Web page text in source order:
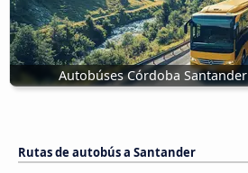
Autobúses Córdoba Santander
Rutas de autobús a Santander